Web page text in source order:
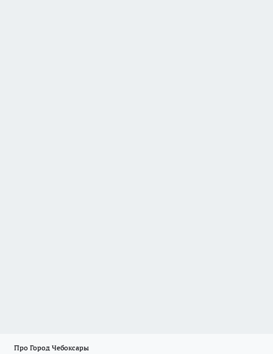
Про Город Чебоксары